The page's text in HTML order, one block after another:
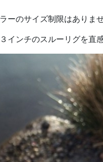
ーのサイズ制限はありませ
インチのスルーリグを直